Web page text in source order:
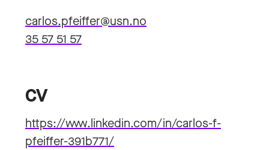
carlos.pfeiffer@usn.no
35 57 51 57
CV
https://www.linkedin.com/in/carlos-f-
pfeiffer-391b771/